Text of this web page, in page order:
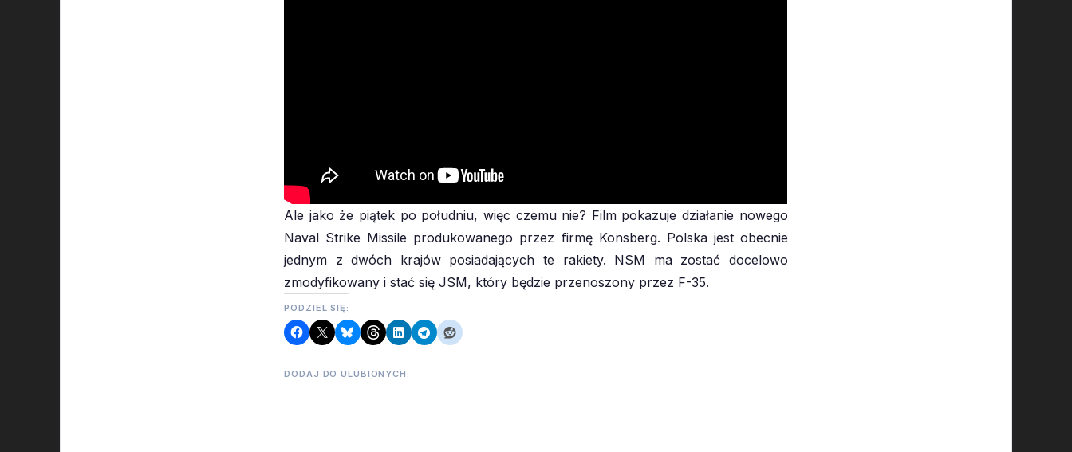
Ale jako że piątek po południu, więc czemu nie? Film pokazuje działanie nowego
Naval Strike Missile produkowanego przez firmę Konsberg. Polska jest obecnie
jednym z dwóch krajów posiadających te rakiety. NSM ma zostać docelowo
zmodyfikowany i stać się JSM, który będzie przenoszony przez F-35.
PODZIEL SIĘ:
DODAJ DO ULUBIONYCH: